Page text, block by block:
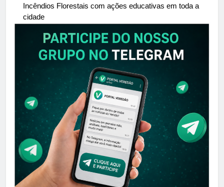
Incêndios Florestais com ações educativas em toda a
cidade